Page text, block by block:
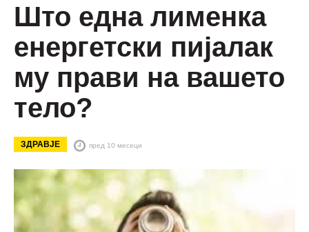
Што една лименка
енергетски пијалак
му прави на вашето
тело?
ЗДРАВЈЕ пред 10 месеци